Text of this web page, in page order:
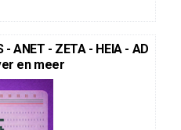
ANET - ZETA - HEIA - AD
en meer